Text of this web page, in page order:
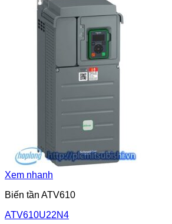
Xem nhanh
Biến tần ATV610
ATV610U22N4